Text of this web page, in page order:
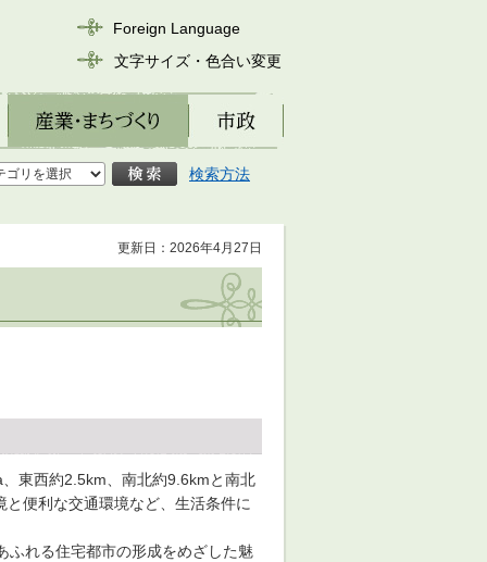
Foreign Language
文字サイズ・色合い変更
産業・まちづくり 市政
検索方法
更新日：2026年4月27日
東西約2.5km、南北約9.6kmと南北
便利な交通環境など、生活条件に
ふれる住宅都市の形成をめざした魅